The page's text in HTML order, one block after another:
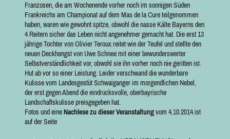
Franzosen, die am Wochenende vorher noch im sonnigen Süden
Frankreichs am Championat auf dem Mas de la Cure teilgenommen
haben, waren wie gewohnt spitze, obwohl die nasse Kälte Bayerns den
4 Reitern sicher das Leben nicht angenehmer gemacht hat. Die erst 13
jährige Tochter von Olivier Teroux reitet wie der Teufel und stellte den
neuen Deckhengst von Uwe Schnee mit einer bewunderswerter
Selbstverständlichkeit vor, obwohl sie ihn vorher noch nie geritten ist.
Hut ab vor so einer Leistung. Leider verschwand die wunderbare
Kulisse vom Landesgestüt Schwaiganger im morgendlichen Nebel,
der erst gegen Abend die eindrucksvolle, oberbayrische
Landschaftskulisse preisgegeben hat.
Fotos und eineNachlese zu dieser Veranstaltungvom 4.10.2014 ist
auf der Seite